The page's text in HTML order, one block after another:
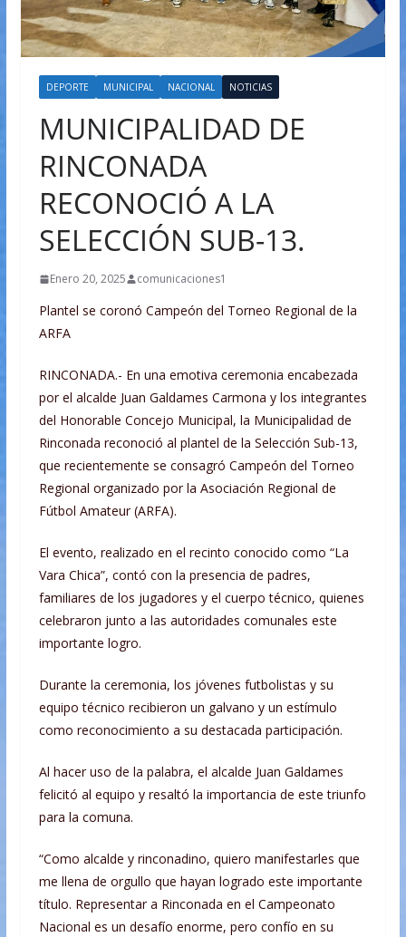
DEPORTE MUNICIPAL NACIONAL NOTICIAS
MUNICIPALIDAD DE
RINCONADA
RECONOCIÓ A LA
SELECCIÓN SUB-13.
Enero 20, 2025 comunicaciones1
Plantel se coronó Campeón del Torneo Regional de la
ARFA
RINCONADA.- En una emotiva ceremonia encabezada
por el alcalde Juan Galdames Carmona y los integrantes
del Honorable Concejo Municipal, la Municipalidad de
Rinconada reconoció al plantel de la Selección Sub-13,
que recientemente se consagró Campeón del Torneo
Regional organizado por la Asociación Regional de
Fútbol Amateur (ARFA).
El evento, realizado en el recinto conocido como “La
Vara Chica”, contó con la presencia de padres,
familiares de los jugadores y el cuerpo técnico, quienes
celebraron junto a las autoridades comunales este
importante logro.
Durante la ceremonia, los jóvenes futbolistas y su
equipo técnico recibieron un galvano y un estímulo
como reconocimiento a su destacada participación.
Al hacer uso de la palabra, el alcalde Juan Galdames
felicitó al equipo y resaltó la importancia de este triunfo
para la comuna.
“Como alcalde y rinconadino, quiero manifestarles que
me llena de orgullo que hayan logrado este importante
título. Representar a Rinconada en el Campeonato
Nacional es un desafío enorme, pero confío en su